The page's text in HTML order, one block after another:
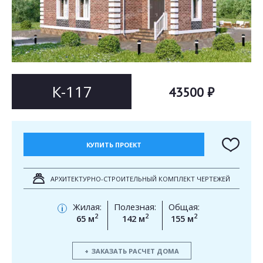
К-117 43500 ₽
КУПИТЬ ПРОЕКТ
АРХИТЕКТУРНО-СТРОИТЕЛЬНЫЙ КОМПЛЕКТ ЧЕРТЕЖЕЙ
i
Жилая:
65 м2
Полезная:
142 м2
Общая:
155 м2
ЗАКАЗАТЬ РАСЧЕТ ДОМА
Согласен на обработку персональных данных
ОТПРАВИТЬ
Согласен на обработку персональных данных
This site is protected by reCAPTCHA and the GooglePrivacy PolicyandTerms of Service
apply.